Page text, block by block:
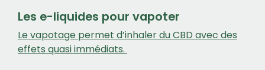
Les e-liquides pour vapoter
Le vapotage permet d’inhaler du CBD avec des
effets quasi immédiats.